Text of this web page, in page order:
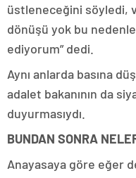
üstleneceğini söyledi,
dönüşü yok bu
ediyorum” dedi.
Aynı anlarda basına
adalet bakanının da
duyurmasıydı.
BUNDAN SONRA
Anayasaya göre eğer